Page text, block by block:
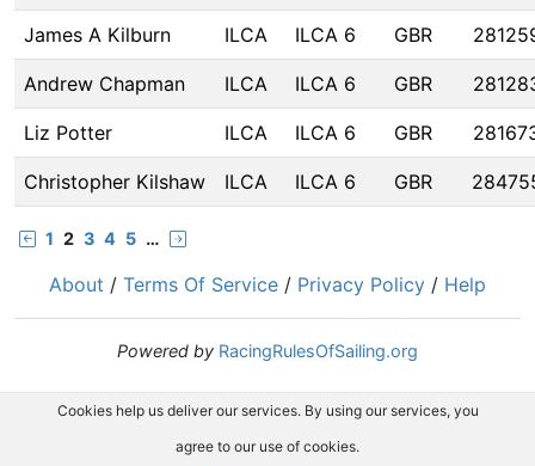
James A Kilburn ILCA ILCA 6 GBR
Andrew Chapman ILCA ILCA 6 GBR
Liz Potter ILCA ILCA 6 GBR
Christopher Kilshaw ILCA ILCA 6 GBR
1 2 3 4 5 …
About / Terms Of Service / Privacy Policy / Help
Powered by RacingRulesOfSailing.org
Cookies help us deliver our services. By using our services, you
agree to our use of cookies.